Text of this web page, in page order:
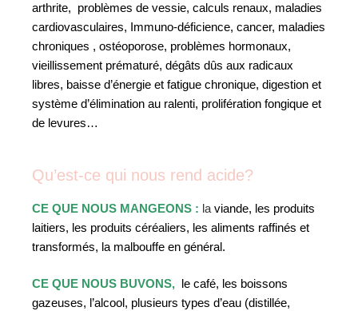
arthrite, problèmes de vessie, calculs renaux, maladies
cardiovasculaires, Immuno-déficience, cancer, maladies
chroniques , ostéoporose, problèmes hormonaux,
vieillissement prématuré, dégâts dûs aux radicaux
libres, baisse d’énergie et fatigue chronique, digestion et
système d’élimination au ralenti, prolifération fongique et
de levures…
Qu’est-ce qui nous rend acide?
CE QUE NOUS MANGEONS : la viande, les produits
laitiers, les produits céréaliers, les aliments raffinés et
transformés, la malbouffe en général.
CE QUE NOUS BUVONS, le café, les boissons
gazeuses, l’alcool, plusieurs types d’eau (distillée,